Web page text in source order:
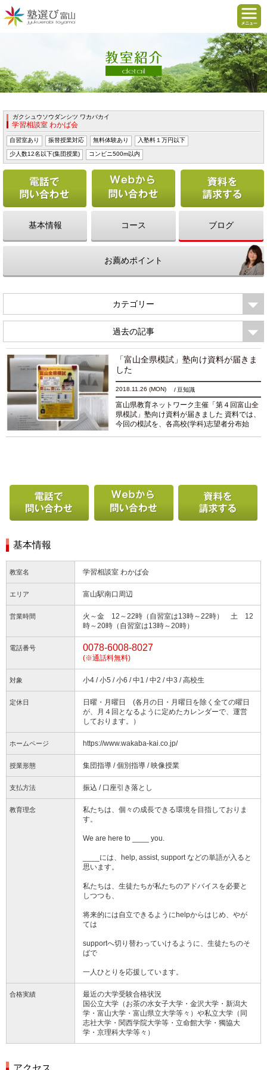
ガクシュウソウダンシツ ワカバカイ
学習相談室 わかば会
自習室あり 振替授業対応 無料体験あり 入塾料１万円以下
少人数12名以下(集団授業) コンビニ500m以内
電話で問い合わせる Webから問い合わせ
基本情報 コース ブログ
お薦めポイント
カテゴリー
過去の記事
「富山全県模試」塾向け資料が届きま
した
2018.11.26(MON) 豆知識
富山県教育ネットワーク主催「第４回富山全
県模試」塾向け資料が届きました 資料では、
今回の模試を、各高校(学科)志望者分布始
基本情報
教室名 学習相談室 わかば会
エリア 富山駅南口周辺
営業時間
火～金 12～22時（自習室は13時～22時） 土 12
時～20時（自習室は13時～20時）
電話番号 0078-6008-8027
(※通話料無料)
対象 小4 / 小5 / 小6 / 中1 / 中2 / 中3 / 高校生
定休日
日曜・月曜日 (各月の日・月曜日を除く全ての曜日
が、月４回となるように定めたカレンダーで、運営
しております。）
ホームページ https://www.wakaba-kai.co.jp/
授業形態 集団指導 / 個別指導 / 映像授業
支払方法 振込 / 口座引き落とし
教育理念
私たちは、個々の成長できる環境を目指しておりま
す。
We are here to ____ you.
____には、help, assist, support などの単語が入ると
思います。
私たちは、生徒たちが私たちのアドバイスを必要と
しつつも、
将来的には自立できるようにhelpからはじめ、やが
ては
supportへ切り替わっていけるように、生徒たちのそ
ばで
一人ひとりを応援しています。
合格実績
最近の大学受験合格状況
国公立大学（お茶の水女子大学・金沢大学・新潟大
学・富山大学・富山県立大学等々）や私立大学（同
志社大学・関西学院大学等・立命館大学・獨協大
学・京理科大学等々）
アクセス